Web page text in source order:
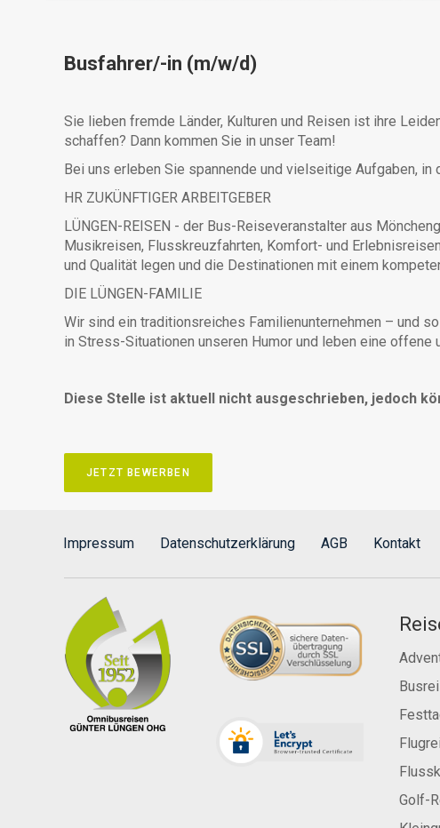
Busfahrer/-in (m/w/d)
Sie lieben fremde Länder, Kulturen und Reisen ist ihre
schaffen? Dann kommen Sie in unser Team!
Bei uns erleben Sie spannende und vielseitige Aufgaben,
HR ZUKÜNFTIGER ARBEITGEBER
LÜNGEN-REISEN - der Bus-Reiseveranstalter aus
Musikreisen, Flusskreuzfahrten, Komfort- und
und Qualität legen und die Destinationen mit einem
DIE LÜNGEN-FAMILIE
Wir sind ein traditionsreiches Familienunternehmen – und
in Stress-Situationen unseren Humor und leben eine
Diese Stelle ist aktuell nicht ausgeschrieben, jedoch
JETZT BEWERBEN
Impressum Datenschutzerklärung AGB Kontakt
Golf-